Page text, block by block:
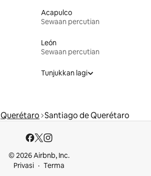
Acapulco
Sewaan percutian
León
Sewaan percutian
Tunjukkan lagi
Querétaro Santiago de Querétaro
© 2026 Airbnb, Inc.
Privasi
Terma